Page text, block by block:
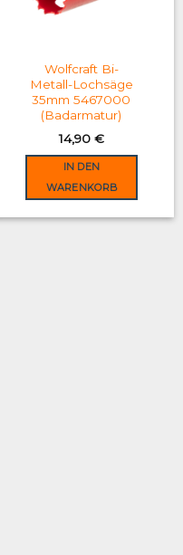
may
on
the
product
page
Wolfcraft Bi-
Metall-Lochsäge
35mm 5467000
(Badarmatur)
14,90 €
IN DEN
WARENKORB